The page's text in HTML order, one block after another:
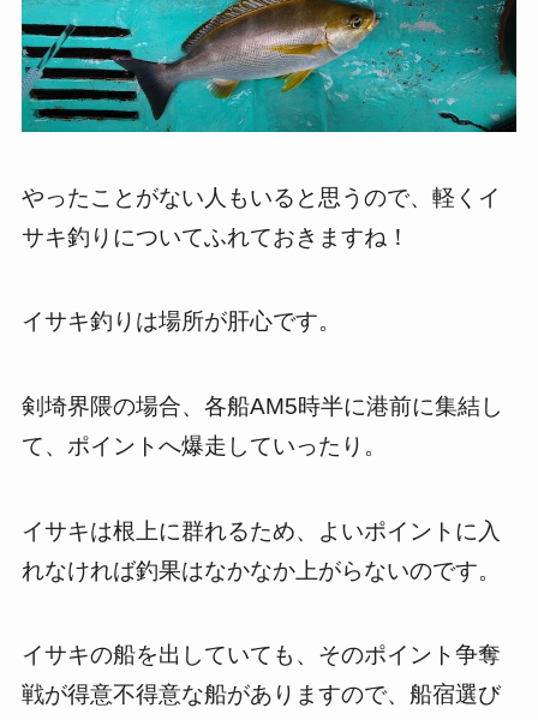
やったことがない人もいると思うので、軽くイ
サキ釣りについてふれておきますね！
イサキ釣りは場所が肝心です。
剣埼界隈の場合、各船AM5時半に港前に集結し
て、ポイントへ爆走していったり。
イサキは根上に群れるため、よいポイントに入
れなければ釣果はなかなか上がらないのです。
イサキの船を出していても、そのポイント争奪
戦が得意不得意な船がありますので、船宿選び